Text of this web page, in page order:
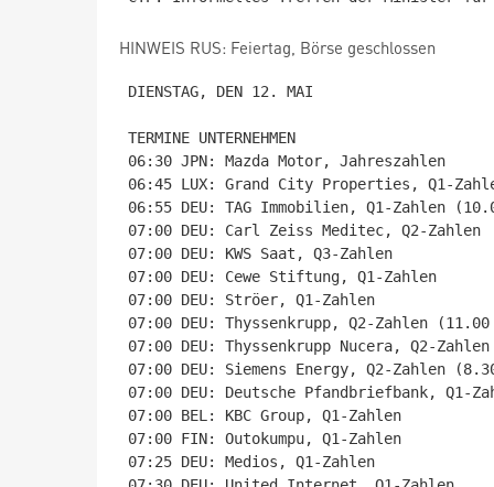
HINWEIS RUS: Feiertag, Börse geschlossen
DIENSTAG, DEN 12. MAI
TERMINE UNTERNEHMEN
06:30 JPN: Mazda Motor, Jahreszahlen
06:45 LUX: Grand City Properties, Q1-
06:55 DEU: TAG Immobilien, Q1-Zahlen
07:00 DEU: Carl Zeiss Meditec, Q2-Zahlen
07:00 DEU: KWS Saat, Q3-Zahlen
07:00 DEU: Cewe Stiftung, Q1-Zahlen
07:00 DEU: Ströer, Q1-Zahlen
07:00 DEU: Thyssenkrupp, Q2-Zahlen
07:00 DEU: Thyssenkrupp Nucera, Q2-
07:00 DEU: Siemens Energy, Q2-Zahlen
07:00 DEU: Deutsche Pfandbriefbank, Q1-
07:00 BEL: KBC Group, Q1-Zahlen
07:00 FIN: Outokumpu, Q1-Zahlen
07:25 DEU: Medios, Q1-Zahlen